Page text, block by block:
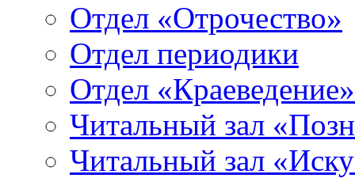
Отдел «Отрочество»
Отдел периодики
Отдел «Краеведение»
Читальный зал
Читальный зал